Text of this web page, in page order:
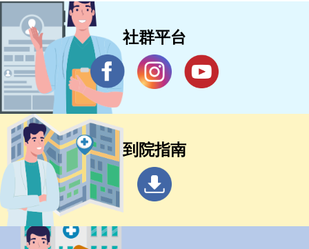
社群平台
到院指南